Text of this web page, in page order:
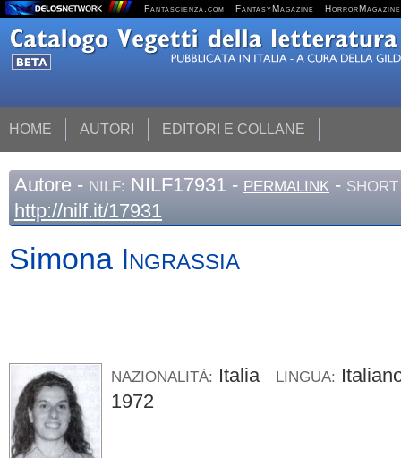
Fantascienza.com FantasyMagazine HorrorMagazine
HOME AUTORI EDITORI E COLLANE
Autore - NILF: NILF17931 - PERMALINK -
http://nilf.it/17931
Simona Ingrassia
NAZIONALITÀ: Italia LINGUA:
1972